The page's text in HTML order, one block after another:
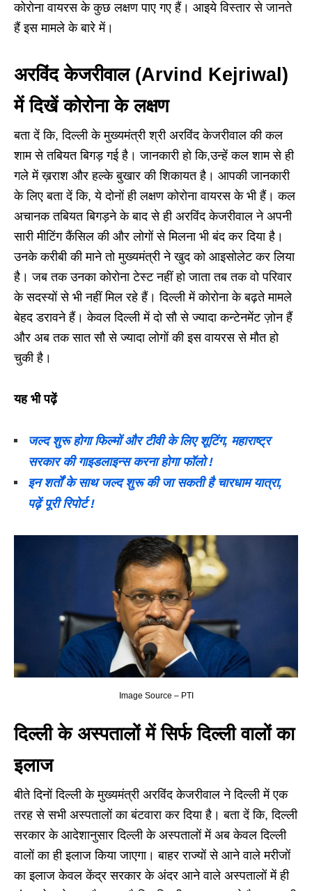
कोरोना वायरस के कुछ लक्षण पाए गए हैं। आइये विस्तार से जानते
हैं इस मामले के बारे में।
अरविंद केजरीवाल (Arvind Kejriwal)
में दिखें कोरोना के लक्षण
बता दें कि, दिल्ली के मुख्यमंत्री श्री अरविंद केजरीवाल की कल
शाम से तबियत बिगड़ गई है। जानकारी हो कि,उन्हें कल शाम से ही
गले में ख़राश और हल्के बुखार की शिकायत है। आपकी जानकारी
के लिए बता दें कि, ये दोनों ही लक्षण कोरोना वायरस के भी हैं। कल
अचानक तबियत बिगड़ने के बाद से ही अरविंद केजरीवाल ने अपनी
सारी मीटिंग कैंसिल की और लोगों से मिलना भी बंद कर दिया है।
उनके करीबी की माने तो मुख्यमंत्री ने खुद को आइसोलेट कर लिया
है। जब तक उनका कोरोना टेस्ट नहीं हो जाता तब तक वो परिवार
के सदस्यों से भी नहीं मिल रहे हैं। दिल्ली में कोरोना के बढ़ते मामले
बेहद डरावने हैं। केवल दिल्ली में दो सौ से ज्यादा कन्टेनमेंट ज़ोन हैं
और अब तक सात सौ से ज्यादा लोगों की इस वायरस से मौत हो
चुकी है।
यह भी पढ़ें
जल्द शुरू होगा फिल्मों और टीवी के लिए शूटिंग, महाराष्ट्र
सरकार की गाइडलाइन्स करना होगा फॉलो !
इन शर्तों के साथ जल्द शुरू की जा सकती है चारधाम यात्रा,
पढ़ें पूरी रिपोर्ट !
Image Source – PTI
दिल्ली के अस्पतालों में सिर्फ दिल्ली वालों का
इलाज
बीते दिनों दिल्ली के मुख्यमंत्री अरविंद केजरीवाल ने दिल्ली में एक
तरह से सभी अस्पतालों का बंटवारा कर दिया है। बता दें कि, दिल्ली
सरकार के आदेशानुसार दिल्ली के अस्पतालों में अब केवल दिल्ली
वालों का ही इलाज किया जाएगा। बाहर राज्यों से आने वाले मरीजों
का इलाज केवल केंद्र सरकार के अंदर आने वाले अस्पतालों में ही